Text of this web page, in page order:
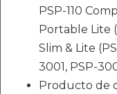
PSP-110
Portable Lite
Slim & Lite
3001, PSP-
Producto de